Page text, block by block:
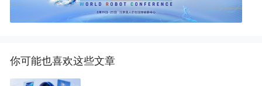
你可能也喜欢这些文章